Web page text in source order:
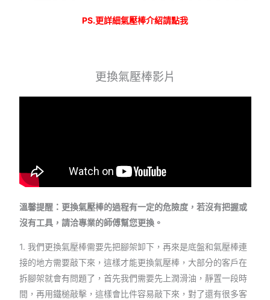
PS.更詳細氣壓棒介紹請點我
更換氣壓棒影片
溫馨提醒：更換氣壓棒的過程有一定的危險度，若沒有把握或
沒有工具，請洽專業的師傅幫您更換。
1. 我們更換氣壓棒需要先把腳架卸下，再來是底盤和氣壓棒連
接的地方需要敲下來，這樣才能更換氣壓棒，大部分的客戶在
拆腳架就會有問題了，首先我們需要先上潤滑油，靜置一段時
間，再用鐵槌敲擊，這樣會比件容易敲下來，對了還有很多客